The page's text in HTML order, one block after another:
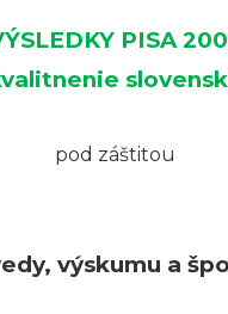
PISA
pod záštitou
výskumu a